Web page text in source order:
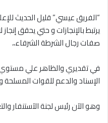
“الفريق عيسي” قليل الحديث
يرتبط بالإنجازات و حتي يحقق
صفات رجال الشرطة الشرفاء،،
في تقديري والظاهر علي
الإسناد والدعم للقوات المسلحة
وهو الآن رئيس لجنة الآستنفار